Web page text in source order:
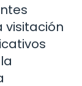
visitación